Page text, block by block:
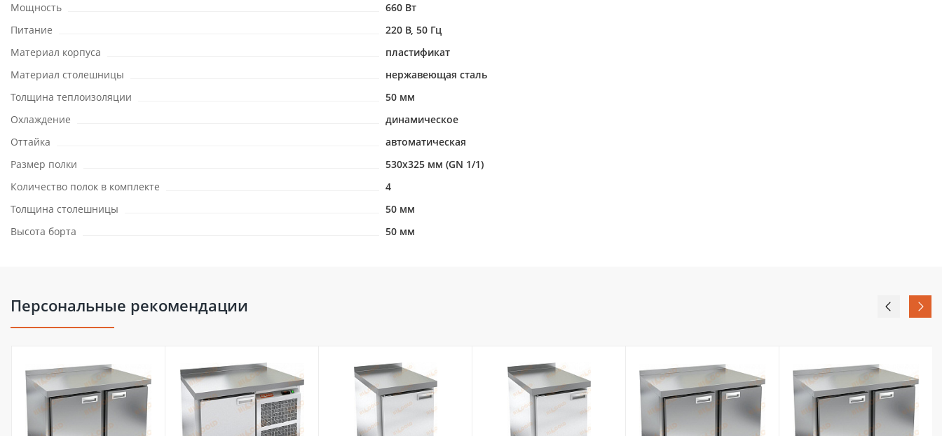
Мощность
660 Вт
Питание
220 В, 50 Гц
Материал корпуса
пластификат
Материал столешницы
нержавеющая сталь
Толщина теплоизоляции
50 мм
Охлаждение
динамическое
Оттайка
автоматическая
Размер полки
530х325 мм (GN 1/1)
Количество полок в комплекте
4
Толщина столешницы
50 мм
Высота борта
50 мм
Персональные рекомендации